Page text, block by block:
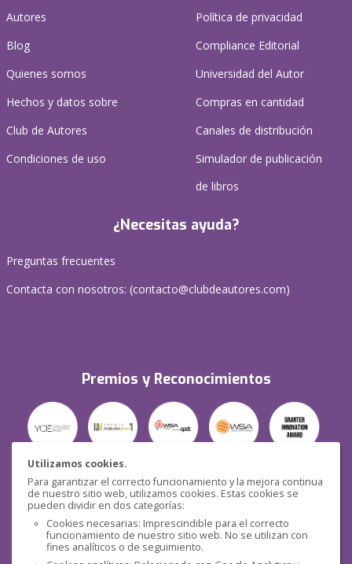
Utilizamos cookies.
Para garantizar el correcto funcionamiento y la mejora continua
de nuestro sitio web, utilizamos cookies. Estas cookies se
pueden dividir en dos categorías:
Cookies necesarias: Imprescindible para el correcto
funcionamiento de nuestro sitio web. No se utilizan con
fines analíticos o de seguimiento.
Autores
Blog
Quienes somos
Hechos y datos sobre
Club de Autores
Condiciones de uso
Política de privacidad
Compliance Editorial
Universidad del Autor
Compras en cantidad
Canales de distribución
Simulador de publicación
de libros
¿Necesitas ayuda?
Preguntas frecuentes
Contacta con nosotros: (contacto@clubdeautores.com)
Premios y Reconocimientos
Seguridad